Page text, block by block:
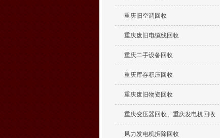
重庆旧空调回收
重庆废旧电缆线回收
重庆二手设备回收
重庆库存积压回收
重庆废旧物资回收
重庆变压器回收、重庆发电机回收
风力发电机拆除回收